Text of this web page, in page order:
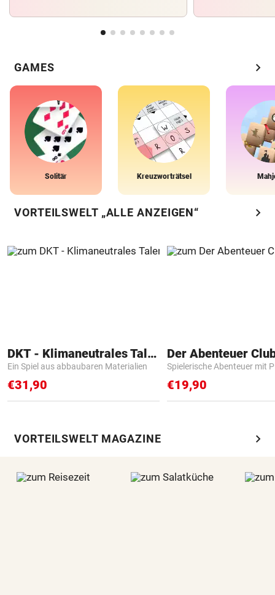
GAMES chevron_right
Solitär Kreuzworträtsel
VORTEILSWELT „ALLE ANZEIGEN“ chevron_right
DKT - Klimaneutrales Talent
Ein Spiel aus abbaubaren Materialien
€31,90
Der Abenteuer
Spielerische Abenteuer mit
€19,90
VORTEILSWELT MAGAZINE chevron_right